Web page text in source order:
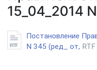
15_04_2014
Постановление
N 345 (ред_ от,